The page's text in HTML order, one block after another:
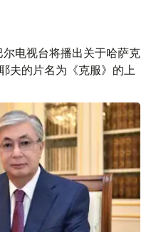
电视台将播出关于哈萨克
夫的片名为《克服》的上